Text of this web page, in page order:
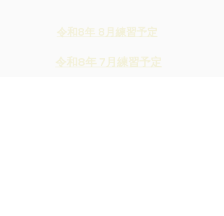
令和8年 8月練習予定
令和8年 7月練習予定